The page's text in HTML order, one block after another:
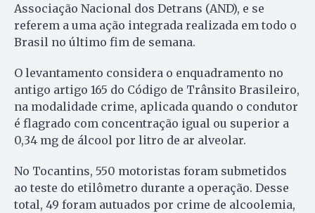
Associação Nacional dos Detrans (AND), e se
referem a uma ação integrada realizada em todo o
Brasil no último fim de semana.
O levantamento considera o enquadramento no
antigo artigo 165 do Código de Trânsito Brasileiro,
na modalidade crime, aplicada quando o condutor
é flagrado com concentração igual ou superior a
0,34 mg de álcool por litro de ar alveolar.
No Tocantins, 550 motoristas foram submetidos
ao teste do etilômetro durante a operação. Desse
total, 49 foram autuados por crime de alcoolemia,